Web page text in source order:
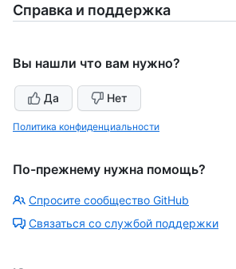
Справка и поддержка
Вы нашли что вам нужно?
Да Нет
Политика конфиденциальности
По-прежнему нужна помощь?
Спросите сообщество GitHub
Связаться со службой поддержки